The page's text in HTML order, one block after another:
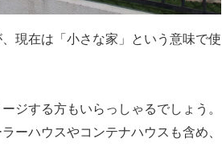
現在は「小さな家」という意味で使
ジする方もいらっしゃるでしょう。
ーハウスやコンテナハウスも含め、